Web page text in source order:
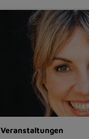
Veranstaltungen